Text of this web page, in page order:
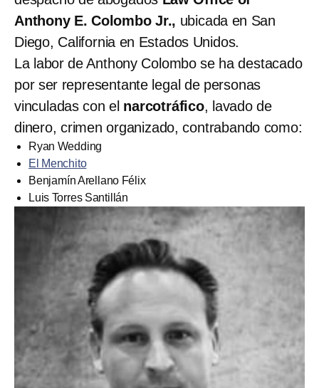
Anthony E. Colombo Jr., ubicada en San
Diego, California en Estados Unidos.
La labor de Anthony Colombo se ha destacado
por ser representante legal de personas
vinculadas con el narcotráfico, lavado de
dinero, crimen organizado, contrabando como:
Ryan Wedding
El Menchito
Benjamín Arellano Félix
Luis Torres Santillán